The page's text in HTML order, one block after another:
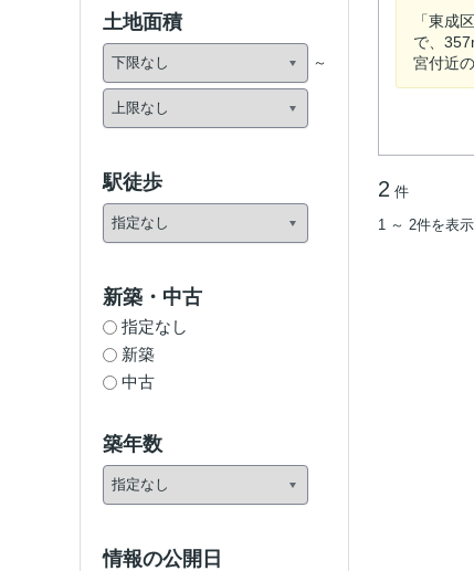
「東成
で、
宮付近
2 件
1 ～ 2件を表示
土地面積
駅徒歩
新築・中古
指定なし
新築
中古
築年数
情報の公開日